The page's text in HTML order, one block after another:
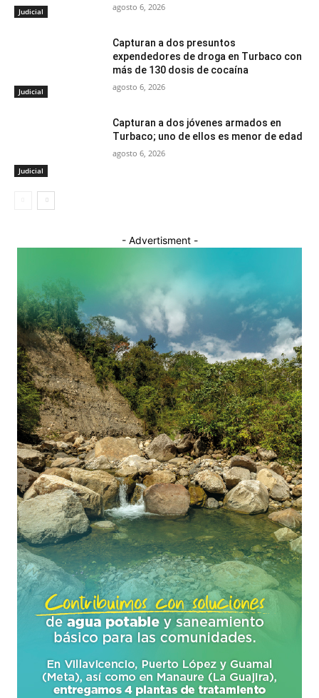
Judicial agosto 6, 2026
Judicial
Capturan a dos presuntos
expendedores de droga en Turbaco con
más de 130 dosis de cocaína
agosto 6, 2026
Judicial
Capturan a dos jóvenes armados en
Turbaco; uno de ellos es menor de edad
agosto 6, 2026
- Advertisment -